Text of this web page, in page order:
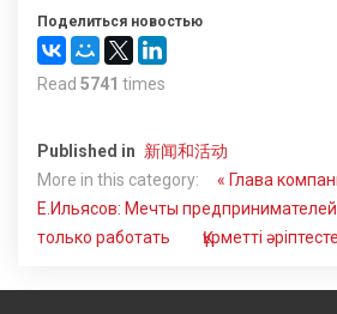
Поделиться новостью
Read 5741 times
Published in 新闻和活动
More in this category:
« Глава
Е.Ильясов: Мечты
только работать
Құрметті